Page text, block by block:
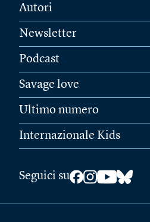
Autori
Newsletter
Podcast
Savage love
Ultimo numero
Internazionale Kids
Seguici su